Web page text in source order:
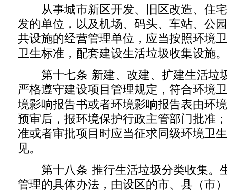
从事城市新区开发、旧区改造、住
发的单位，以及机场、码头、车站、公
共设施的经营管理单位，应当按照环境
卫生标准，配套建设生活垃圾收集设施。
第十七条 新建、改建、扩建生活垃
严格遵守建设项目管理规定，符合环境
境影响报告书或者环境影响报告表由环
预审后，报环境保护行政主管部门批准
准或者审批项目时应当征求同级环境卫
见。
第十八条 推行生活垃圾分类收集。
管理的具体办法，由设区的市、县（市